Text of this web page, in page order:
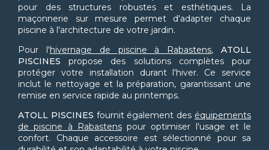
pour des structures robustes et esthétiques. La
maçonnerie sur mesure permet d'adapter chaque
piscine à l'architecture de votre jardin.
Pour l'hivernage de piscine à Rabastens,ATOLL
PISCINES propose des solutions complètes pour
protéger votre installation durant l'hiver. Ce service
inclut le nettoyage et la préparation, garantissant une
remise en service rapide au printemps.
ATOLL PISCINES fournit également des équipements
de piscine à Rabastenspour optimiser l'usage et le
confort. Chaque accessoire est sélectionné pour sa